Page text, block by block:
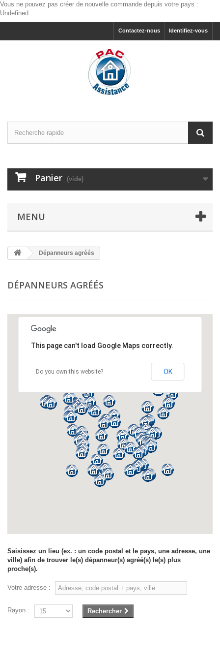
Vous ne pouvez pas créer de nouvelle commande depuis votre pays :
Undefined
Identifiez-vous
Contactez-nous
Panier (vide)
MENU
Dépanneurs agréés
DÉPANNEURS AGRÉÉS
This page can't load Google Maps correctly.
Do you own this website? OK
This page can't load Google Maps correctly.
Do you own this website? OK
Saisissez un lieu (ex. : un code postal et le pays, une adresse, une
ville) afin de trouver le(s) dépanneur(s) agréé(s) le(s) plus
proche(s).
Votre adresse :
Rayon : Rechercher